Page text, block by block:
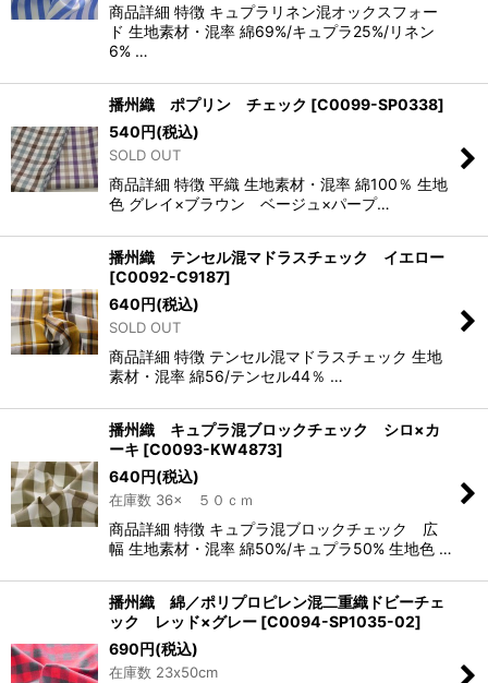
商品詳細 特徴 キュプラリネン混オックスフォー
ド 生地素材・混率 綿69%/キュプラ25%/リネン
6% …
播州織 ポプリン チェック [C0099-SP0338]
540円(税込)
SOLD OUT
商品詳細 特徴 平織 生地素材・混率 綿100％ 生地
色 グレイ×ブラウン ベージュ×パープ…
播州織 テンセル混マドラスチェック イエロー
[C0092-C9187]
640円(税込)
SOLD OUT
商品詳細 特徴 テンセル混マドラスチェック 生地
素材・混率 綿56/テンセル44％ …
播州織 キュプラ混ブロックチェック シロ×カ
ーキ [C0093-KW4873]
640円(税込)
在庫数 36× ５０ｃｍ
商品詳細 特徴 キュプラ混ブロックチェック 広
幅 生地素材・混率 綿50%/キュプラ50% 生地色 …
播州織 綿／ポリプロピレン混二重織ドビーチェ
ック レッド×グレー [C0094-SP1035-02]
690円(税込)
在庫数 23x50cm